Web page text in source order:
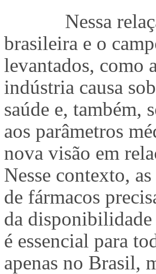
Nessa
brasileira e o
levantados, como
indústria causa
saúde e, também,
aos parâmetros
nova visão em
Nesse contexto,
de fármacos
da disponibilidade
é essencial para
apenas no Brasil,